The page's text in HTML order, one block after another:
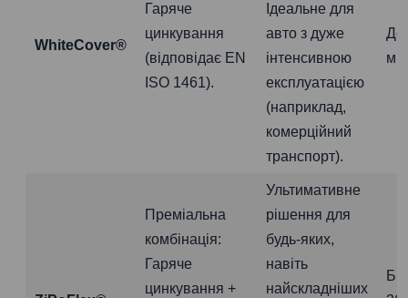
WhiteCover®
Гаряче
цинкування
(відповідає EN
ISO 1461).
Ідеальне для
авто з дуже
інтенсивною
експлуатацією
(наприклад,
комерційний
транспорт).
До
Преміальна
комбінація:
Гаряче
цинкування +
Ультимативне
рішення для
будь-яких,
навіть
найскладніших